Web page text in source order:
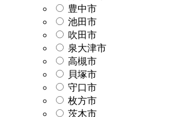
豊中市
池田市
吹田市
泉大津市
高槻市
貝塚市
守口市
枚方市
茨木市